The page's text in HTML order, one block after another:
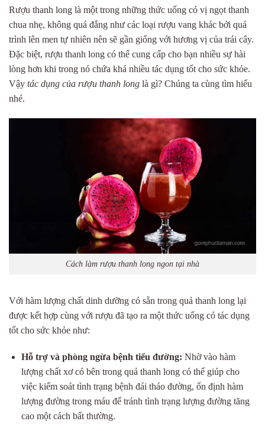
Rượu thanh long là một trong những thức uống có vị ngọt thanh
chua nhẹ, không quá đắng như các loại rượu vang khác bởi quá
trình lên men tự nhiên nên sẽ gần giống với hương vị của trái cây.
Đặc biệt, rượu thanh long có thể cung cấp cho bạn nhiều sự hài
lòng hơn khi trong nó chứa khá nhiều tác dụng tốt cho sức khỏe.
Vậy tác dụng của rượu thanh long là gì? Chúng ta cùng tìm hiểu
nhé.
Cách làm rượu thanh long ngon tại nhà
Với hàm lượng chất dinh dưỡng có sẵn trong quả thanh long lại
được kết hợp cùng với rượu đã tạo ra một thức uống có tác dụng
tốt cho sức khỏe như:
Hỗ trợ và phòng ngừa bệnh tiểu đường: Nhờ vào hàm
lượng chất xơ có bên trong quả thanh long có thể giúp cho
việc kiểm soát tình trạng bệnh đái tháo đường, ổn định hàm
lượng đường trong máu để tránh tình trạng lượng đường tăng
cao một cách bất thường.